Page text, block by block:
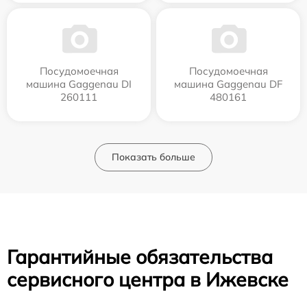
Посудомоечная
машина Gaggenau DI
260111
Посудомоечная
машина Gaggenau DF
480161
Показать больше
Гарантийные обязательства
сервисного центра в Ижевске